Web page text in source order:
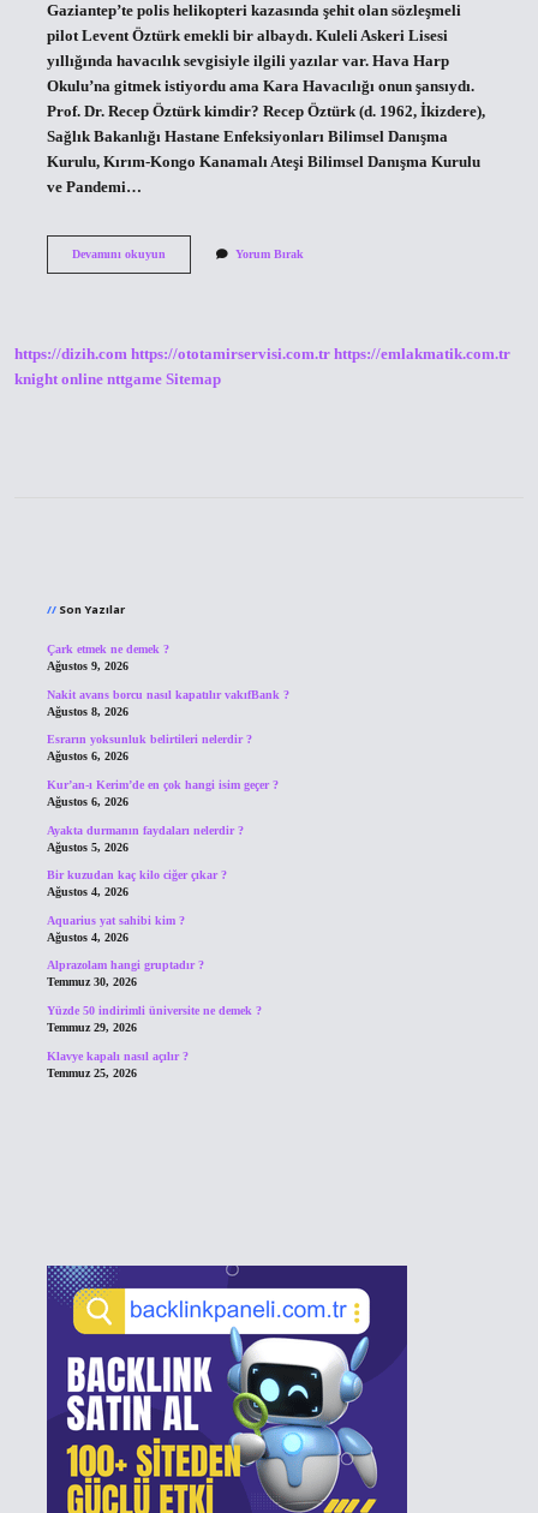
Gaziantep’te polis helikopteri kazasında şehit olan sözleşmeli
pilot Levent Öztürk emekli bir albaydı. Kuleli Askeri Lisesi
yıllığında havacılık sevgisiyle ilgili yazılar var. Hava Harp
Okulu’na gitmek istiyordu ama Kara Havacılığı onun şansıydı.
Prof. Dr. Recep Öztürk kimdir? Recep Öztürk (d. 1962, İkizdere),
Sağlık Bakanlığı Hastane Enfeksiyonları Bilimsel Danışma
Kurulu, Kırım-Kongo Kanamalı Ateşi Bilimsel Danışma Kurulu
ve Pandemi…
Devamını okuyunProf
Yorum Bırak
https://dizih.com https://ototamirservisi.com.tr https://emlakmatik.com.tr
knight online nttgame Sitemap
Son Yazılar
Çark etmek ne demek ?
Ağustos 9, 2026
Nakit avans borcu nasıl kapatılır vakıfBank ?
Ağustos 8, 2026
Esrarın yoksunluk belirtileri nelerdir ?
Ağustos 6, 2026
Kur’an-ı Kerim’de en çok hangi isim geçer ?
Ağustos 6, 2026
Ayakta durmanın faydaları nelerdir ?
Ağustos 5, 2026
Bir kuzudan kaç kilo ciğer çıkar ?
Ağustos 4, 2026
Aquarius yat sahibi kim ?
Ağustos 4, 2026
Alprazolam hangi gruptadır ?
Temmuz 30, 2026
Yüzde 50 indirimli üniversite ne demek ?
Temmuz 29, 2026
Klavye kapalı nasıl açılır ?
Temmuz 25, 2026